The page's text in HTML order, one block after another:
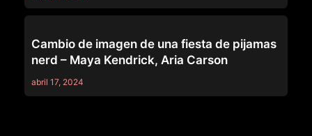
Cambio de imagen de una fiesta de pijamas
nerd – Maya Kendrick, Aria Carson
abril 17, 2024